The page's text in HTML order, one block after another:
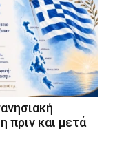
πριν και μετά